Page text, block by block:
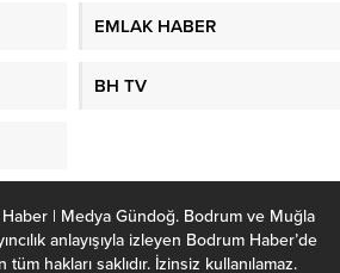
EMLAK HABER
BH TV
| Medya Gündoğ. Bodrum ve Muğla
anlayışıyla izleyen Bodrum Haber’de
hakları saklıdır. İzinsiz kullanılamaz.